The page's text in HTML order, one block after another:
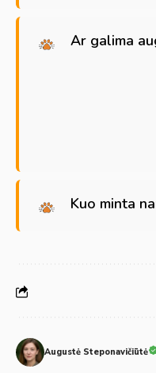
Ar galima
Kuo minta
Augustė Steponavičiūtė